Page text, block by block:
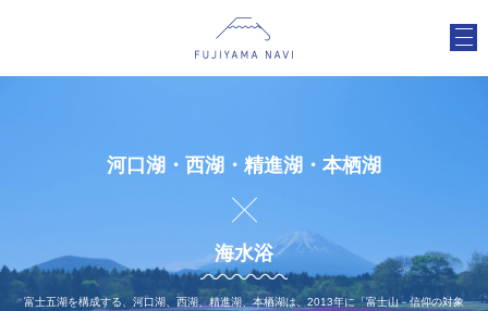
河口湖・西湖・精進湖・本栖湖
海水浴
富士五湖を構成する、河口湖、西湖、精進湖、本栖湖は、2013年に「富士山－信仰の対象